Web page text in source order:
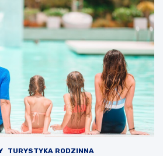
TURYSTYKA RODZINNA